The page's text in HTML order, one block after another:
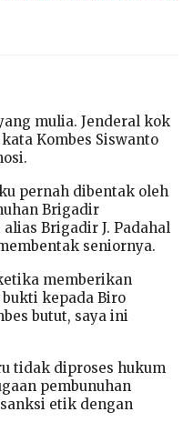
mulia. Jenderal kok
Kombes Siswanto
pernah dibentak oleh
Brigadir
Brigadir J. Padahal
seniornya.
memberikan
kepada Biro
butut, saya ini
tidak diproses hukum
pembunuhan
etik dengan